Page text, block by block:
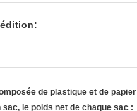
de plastique et de papier
sac, le poids net de chaque sac :